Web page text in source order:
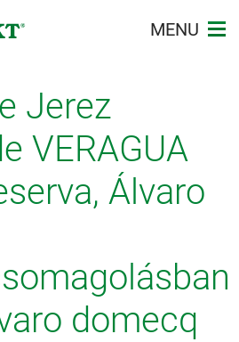
MENU
Jerez
VERAGUA
Álvaro
domecq